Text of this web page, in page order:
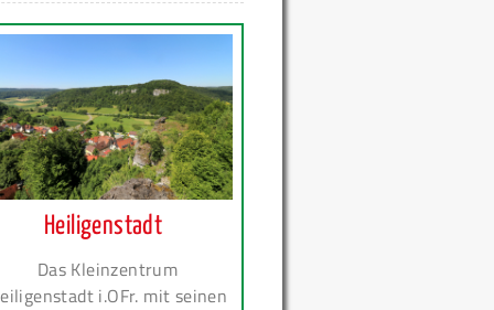
Heiligenstadt
Das Kleinzentrum
i.OFr. mit seinen